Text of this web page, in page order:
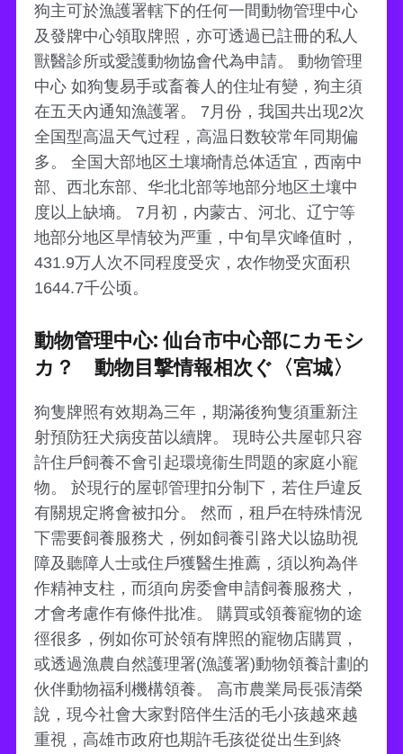
狗主可於漁護署轄下的任何一間動物管理中心
及發牌中心領取牌照，亦可透過已註冊的私人
獸醫診所或愛護動物協會代為申請。 動物管理
中心 如狗隻易手或畜養人的住址有變，狗主須
在五天內通知漁護署。 7月份，我国共出现2次
全国型高温天气过程，高温日数较常年同期偏
多。 全国大部地区土壤墒情总体适宜，西南中
部、西北东部、华北北部等地部分地区土壤中
度以上缺墒。 7月初，内蒙古、河北、辽宁等
地部分地区旱情较为严重，中旬旱灾峰值时，
431.9万人次不同程度受灾，农作物受灾面积
1644.7千公顷。
動物管理中心: 仙台市中心部にカモシ
カ？ 動物目撃情報相次ぐ〈宮城〉
狗隻牌照有效期為三年，期滿後狗隻須重新注
射預防狂犬病疫苗以續牌。 現時公共屋邨只容
許住戶飼養不會引起環境衞生問題的家庭小寵
物。 於現行的屋邨管理扣分制下，若住戶違反
有關規定將會被扣分。 然而，租戶在特殊情況
下需要飼養服務犬，例如飼養引路犬以協助視
障及聽障人士或住戶獲醫生推薦，須以狗為伴
作精神支柱，而須向房委會申請飼養服務犬，
才會考慮作有條件批准。 購買或領養寵物的途
徑很多，例如你可於領有牌照的寵物店購買，
或透過漁農自然護理署(漁護署)動物領養計劃的
伙伴動物福利機構領養。 高市農業局長張清榮
說，現今社會大家對陪伴生活的毛小孩越來越
重視，高雄市政府也期許毛孩從從出生到終